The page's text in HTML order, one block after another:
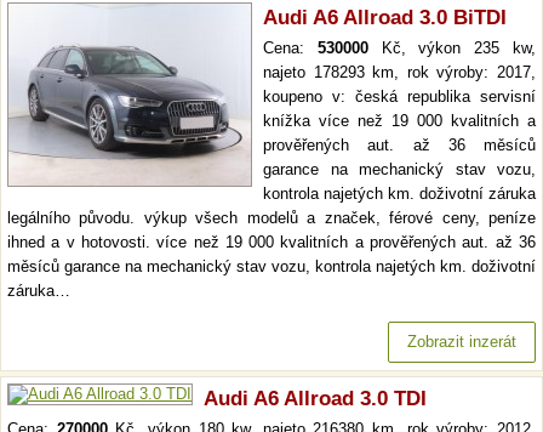
Audi A6 Allroad 3.0 BiTDI
Cena: 530000Kč, výkon 235 kw,
najeto 178293 km, rok výroby: 2017,
koupeno v: česká republika servisní
knížka více než 19 000 kvalitních a
prověřených aut. až 36 měsíců
garance na mechanický stav vozu,
kontrola najetých km. doživotní záruka
legálního původu. výkup všech modelů a značek, férové ceny, peníze
ihned a v hotovosti. více než 19 000 kvalitních a prověřených aut. až 36
měsíců garance na mechanický stav vozu, kontrola najetých km. doživotní
záruka…
Zobrazit inzerát
Audi A6 Allroad 3.0 TDI